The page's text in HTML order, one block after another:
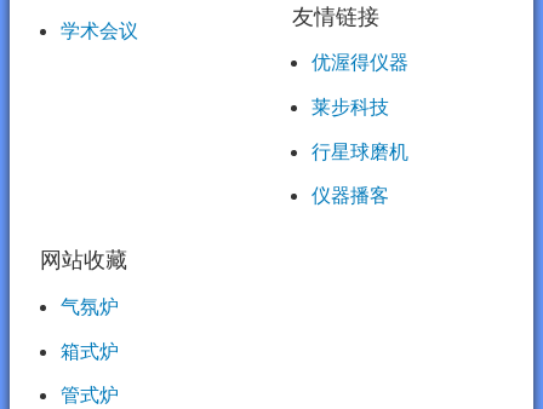
学术会议
友情链接
优渥得仪器
莱步科技
行星球磨机
仪器播客
网站收藏
气氛炉
箱式炉
管式炉